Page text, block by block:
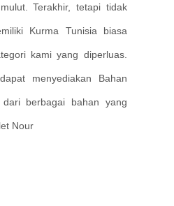
Terakhir, tetapi tidak
Kurma Tunisia biasa
kami yang diperluas.
menyediakan Bahan
berbagai bahan yang
Nour